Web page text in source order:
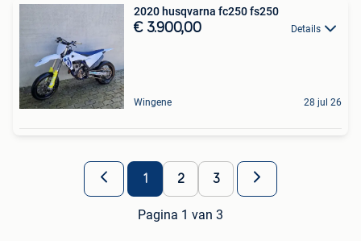
2020 husqvarna fc250 fs250
€ 3.900,00 Details
Wingene 28 jul 26
1 2 3
Pagina 1 van 3